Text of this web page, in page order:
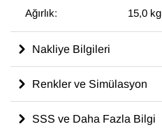
Ağırlık:
15,0 kg
Nakliye Bilgileri
Renkler ve Simülasyon
SSS ve Daha Fazla Bilgi